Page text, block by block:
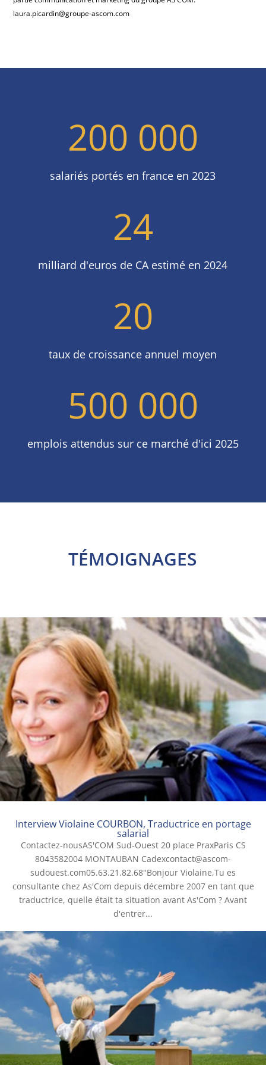
laura.picardin@groupe-ascom.com
200 000
salariés portés en france en 2023
24
milliard d'euros de CA estimé en 2024
20
taux de croissance annuel moyen
500 000
emplois attendus sur ce marché d'ici 2025
TÉMOIGNAGES
Interview Violaine COURBON, Traductrice en portage
salarial
Contactez-nousAS'COM Sud-Ouest 20 place PraxParis CS
8043582004 MONTAUBAN Cadexcontact@ascom-
sudouest.com05.63.21.82.68"Bonjour Violaine,Tu es
consultante chez As'Com depuis décembre 2007 en tant que
traductrice, quelle était ta situation avant As'Com ? Avant
d'entrer...